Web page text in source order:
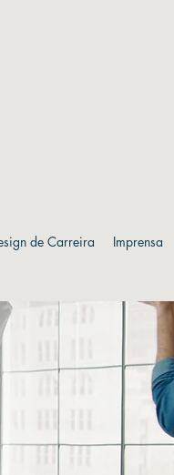
de Carreira Imprensa